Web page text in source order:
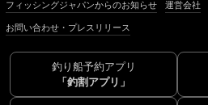
フィッシングジャパンからのお知らせ 運営会社
お問い合わせ・プレスリリース
釣り船予約アプリ
「釣割アプリ」